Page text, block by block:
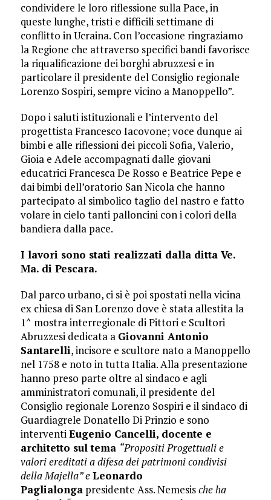
condividere le loro riflessione sulla Pace, in
queste lunghe, tristi e difficili settimane di
conflitto in Ucraina. Con l’occasione ringraziamo
la Regione che attraverso specifici bandi favorisce
la riqualificazione dei borghi abruzzesi e in
particolare il presidente del Consiglio regionale
Lorenzo Sospiri, sempre vicino a Manoppello”.
Dopo i saluti istituzionali e l’intervento del
progettista Francesco Iacovone; voce dunque ai
bimbi e alle riflessioni dei piccoli Sofia, Valerio,
Gioia e Adele accompagnati dalle giovani
educatrici Francesca De Rosso e Beatrice Pepe e
dai bimbi dell’oratorio San Nicola che hanno
partecipato al simbolico taglio del nastro e fatto
volare in cielo tanti palloncini con i colori della
bandiera dalla pace.
I lavori sono stati realizzati dalla ditta Ve.
Ma. di Pescara.
Dal parco urbano, ci si è poi spostati nella vicina
ex chiesa di San Lorenzo dove è stata allestita la
1^ mostra interregionale di Pittori e Scultori
Abruzzesi dedicata a Giovanni Antonio
Santarelli, incisore e scultore nato a Manoppello
nel 1758 e noto in tutta Italia. Alla presentazione
hanno preso parte oltre al sindaco e agli
amministratori comunali, il presidente del
Consiglio regionale Lorenzo Sospiri e il sindaco di
Guardiagrele Donatello Di Prinzio e sono
interventiEugenio Cancelli, docente e
architetto sul tema “Propositi Progettuali e
valori ereditati a difesa dei patrimoni condivisi
della Majella” eLeonardo
Paglialongapresidente Ass. Nemesische ha